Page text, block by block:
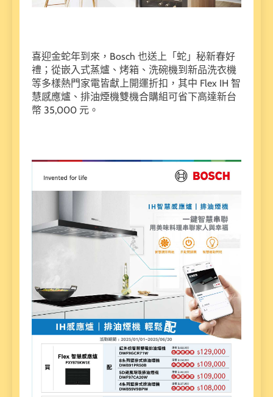
喜迎金蛇年到來，Bosch 也送上「蛇」秘新春好
禮；從嵌入式蒸爐、烤箱、洗碗機到新品洗衣機
等多樣熱門家電皆獻上開運折扣，其中 Flex IH 智
慧感應爐、排油煙機雙機合購組可省下高達新台
幣 35,000 元。